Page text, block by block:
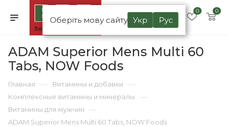
Оберіть мову сайту Укр Рус
0 0
ADAM Superior Mens Multi 60
Tabs, NOW Foods
Главная — Витамины и добавки —
Комплексные витамины и минералы —
Витамины для мужчин —
ADAM Superior Mens Multi 60 Tabs, NOW Foods